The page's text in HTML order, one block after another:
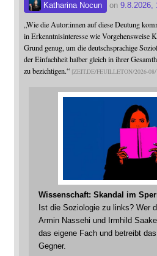
Katharina Nocun on 9.8.2026,
„Wie die Autor:innen auf diese Deutung
in Erkenntnisinteresse wie Vorgehensweise
Grund genug, um die deutschsprachige
der Einfachheit halber gleich in ihrer
zu bezichtigen.“ ZEIT.DE/FEUILLETON/2026-08/
Wissenschaft: Skandal im
Ist die Soziologie zu links? Wer
Armin Nassehi und Irmhild
das eigene Fach und betreibt
Gegner.